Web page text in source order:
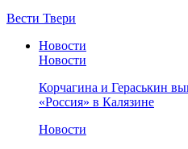
Вести Твери
Новости
Новости
Корчагина и Гераськин
«Россия» в Калязине
Новости